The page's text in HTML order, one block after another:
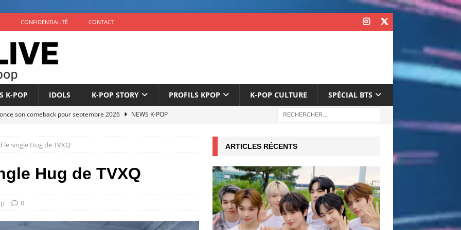
CONFIDENTIALITÉ CONTACT
K-POP IDOLS K-POP STORY PROFILS KPOP K-POP CULTURE SPÉCIAL BTS
son comeback pour septembre 2026
NEWS K-POP
son fandom N:DCLO
pas aux Grammy Awards 2027
FLASH NEWS
un teaser de ‘Achilles’, son prochain single NEWS K-POP
le single Hug de TVXQ
Hug de TVXQ
0
ARTICLES RÉCENTS